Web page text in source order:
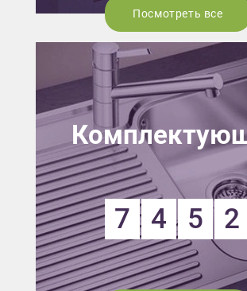
Посмотреть все
7 4 5 2